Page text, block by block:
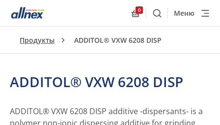
0
ПоискМеню
Продукты ADDITOL® VXW 6208 DISP
ADDITOL® VXW 6208 DISP
ADDITOL® VXW 6208 DISP additive -dispersants- is a